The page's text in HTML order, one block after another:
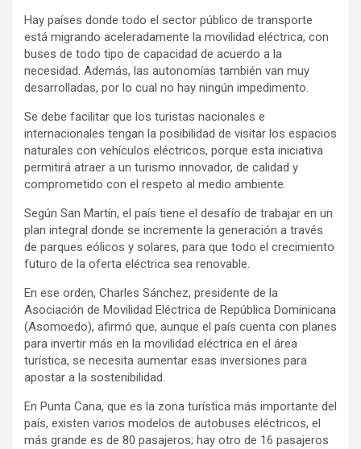
Hay países donde todo el sector público de transporte
está migrando aceleradamente la movilidad eléctrica, con
buses de todo tipo de capacidad de acuerdo a la
necesidad. Además, las autonomías también van muy
desarrolladas, por lo cual no hay ningún impedimento.
Se debe facilitar que los turistas nacionales e
internacionales tengan la posibilidad de visitar los espacios
naturales con vehículos eléctricos, porque esta iniciativa
permitirá atraer a un turismo innovador, de calidad y
comprometido con el respeto al medio ambiente.
Según San Martín, el país tiene el desafío de trabajar en un
plan integral donde se incremente la generación a través
de parques eólicos y solares, para que todo el crecimiento
futuro de la oferta eléctrica sea renovable.
En ese orden, Charles Sánchez, presidente de la
Asociación de Movilidad Eléctrica de República Dominicana
(Asomoedo), afirmó que, aunque el país cuenta con planes
para invertir más en la movilidad eléctrica en el área
turística, se necesita aumentar esas inversiones para
apostar a la sostenibilidad.
En Punta Cana, que es la zona turística más importante del
país, existen varios modelos de autobuses eléctricos, el
más grande es de 80 pasajeros; hay otro de 16 pasajeros